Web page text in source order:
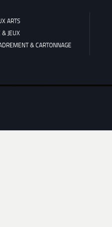
ARTS
& JEUX
& CARTONNAGE